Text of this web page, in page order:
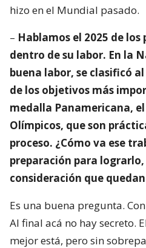
hizo en el Mundial pasado.
– Hablamos el 2025 de
dentro de su labor. En la
buena labor, se clasificó
de los objetivos más
medalla Panamericana, el
Olímpicos, que son
proceso. ¿Cómo va ese
preparación para
consideración que
Es una buena pregunta.
Al final acá no hay secreto.
mejor está, pero sin